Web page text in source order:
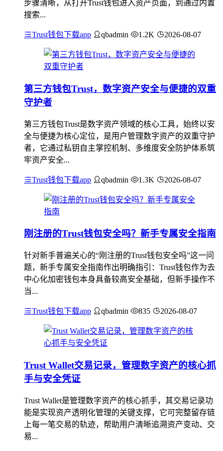
步骤清晰，从打开Trust钱包进入资产页面，到通过内置
搜索...
Trust钱包下载app qbadmin 1.2K 2026-08-07
第三方钱包Trust，数字资产安全与便捷的双重
守护者
第三方钱包Trust是数字资产领域的核心工具，始终以安
全与便捷为核心定位，是用户管理数字资产的双重守护
者，它通过私钥自主掌控机制、多维度安全防护体系筑
牢资产安全...
Trust钱包下载app qbadmin 1.3K 2026-08-07
刚注册的Trust钱包安全吗？新手专属安全指南
针对新手普遍关心的“刚注册的Trust钱包安全吗”这一问
题，新手专属安全指南作出明确指引：Trust钱包作为去
中心化加密钱包本身具备较高安全基础，但新手操作不
当...
Trust钱包下载app qbadmin 835 2026-08-07
Trust Wallet交易记录，管理数字资产的核心抓
手与安全凭证
Trust Wallet是管理数字资产的核心抓手，其交易记录功
能是实现资产透明化管理的关键支撑，它可完整留存链
上每一笔交易的轨迹，帮助用户清晰追溯资产变动、交
易...